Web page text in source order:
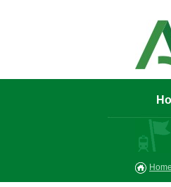
Home